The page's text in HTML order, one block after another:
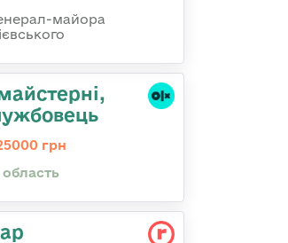
майора
грн
область